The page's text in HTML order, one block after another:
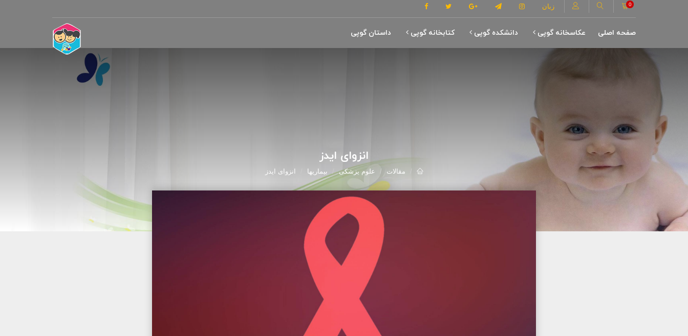
زبان 0
صفحه اصلی عکاسخانه گوپی دانشکده گوپی کتابخانه گوپی داستان گوپی
انزوای ایدز
مقالات علوم پزشکی بیماریها انزوای ایدز